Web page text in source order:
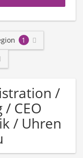
1
/
CEO
/ Uhren